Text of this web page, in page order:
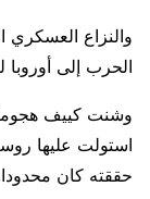
الحرب إلى أوروبا
وشنت كييف هجوما
استولت عليها
حققته كان